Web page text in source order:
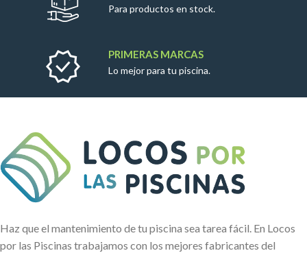
Para productos en stock.
PRIMERAS MARCAS
Lo mejor para tu piscina.
Haz que el mantenimiento de tu piscina sea tarea fácil. En Locos
por las Piscinas trabajamos con los mejores fabricantes del